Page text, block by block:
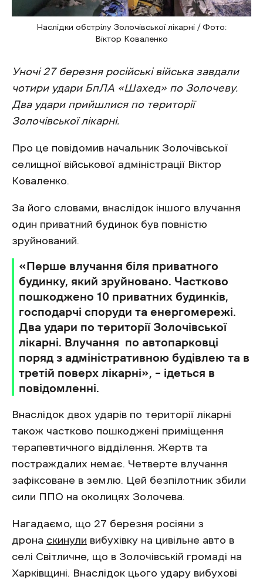
Наслідки обстрілу Золочівської лікарні / Фото:
Віктор Коваленко
Уночі 27 березня російські війська завдали
чотири удари БпЛА «Шахед» по Золочеву.
Два удари прийшлися по території
Золочівської лікарні.
Про це повідомив начальник Золочівської
селищної військової адміністрації Віктор
Коваленко.
За його словами, внаслідок іншого влучання
один приватний будинок був повністю
зруйнований.
«Перше влучання біля приватного
будинку, який зруйновано. Частково
пошкоджено 10 приватних будинків,
господарчі споруди та енергомережі.
Два удари по території Золочівської
лікарні. Влучання по автопарковці
поряд з адміністративною будівлею та в
третій поверх лікарні», – ідеться в
повідомленні.
Внаслідок двох ударів по території лікарні
також частково пошкоджені приміщення
терапевтичного відділення. Жертв та
постраждалих немає. Четверте влучання
зафіксоване в землю. Цей безпілотник збили
сили ППО на околицях Золочева.
Нагадаємо, що 27 березня росіяни з
дрона скинули вибухівку на цивільне авто в
селі Світличне, що в Золочівській громаді на
Харківщині. Внаслідок цього удару вибухові